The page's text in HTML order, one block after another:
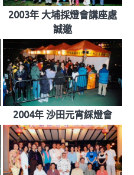
2003年 大埔採燈會講座處
誠邀
2004年 沙田元宵綵燈會